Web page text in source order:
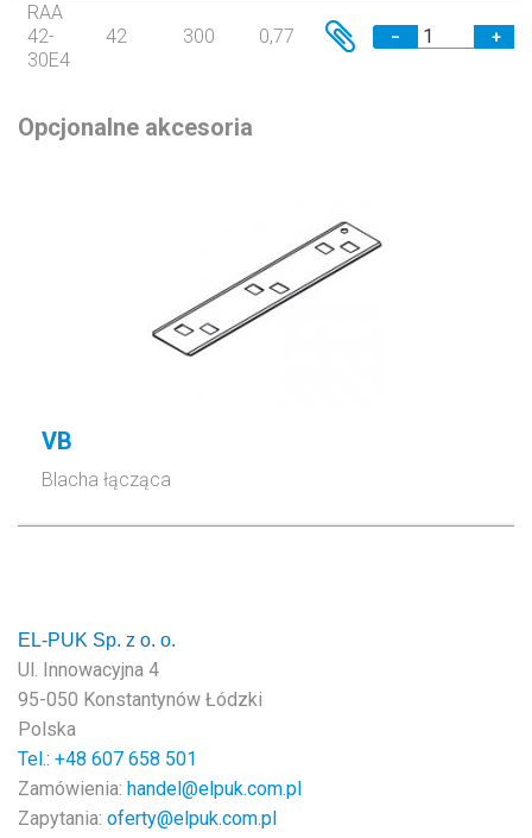
RAA
42-
30E4
42 300 0,77 − +
Opcjonalne akcesoria
VB
Blacha łącząca
EL-PUK Sp. z o. o.
Ul. Innowacyjna 4
95-050 Konstantynów Łódzki
Polska
Tel.: +48 607 658 501
Zamówienia: handel@elpuk.com.pl
Zapytania: oferty@elpuk.com.pl